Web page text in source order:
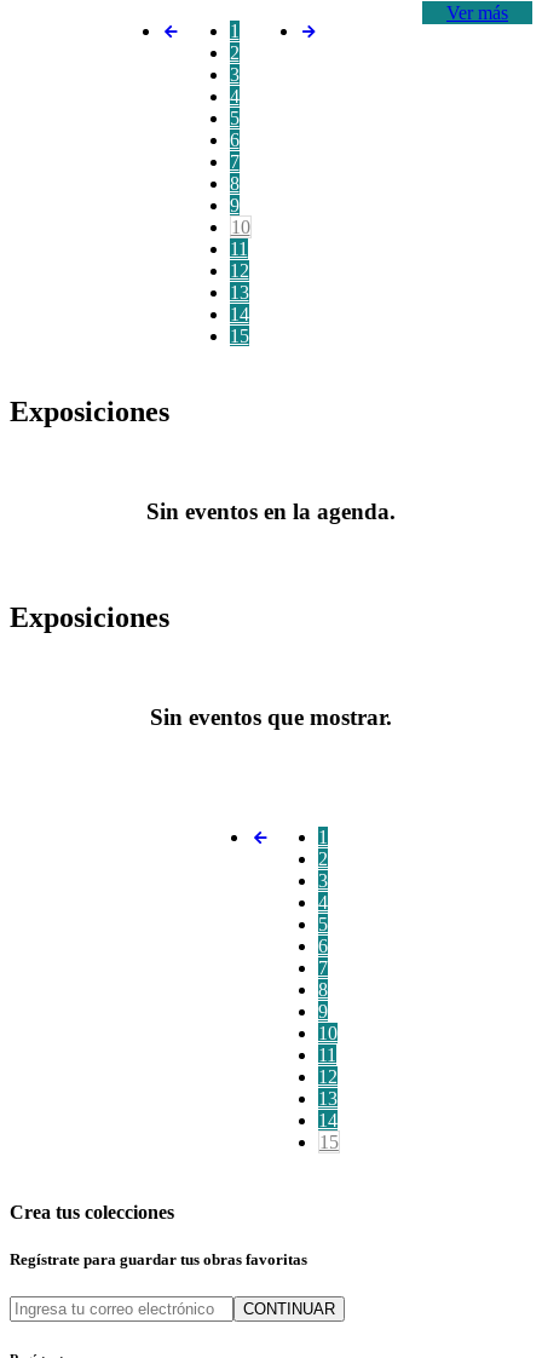
Ver más
1
2
3
4
5
6
7
8
9
10
11
12
13
14
15
Exposiciones
Sin eventos en la agenda.
Exposiciones
Sin eventos que mostrar.
1
2
3
4
5
6
7
8
9
10
11
12
13
14
15
Crea tus colecciones
Regístrate para guardar tus obras favoritas
CONTINUAR